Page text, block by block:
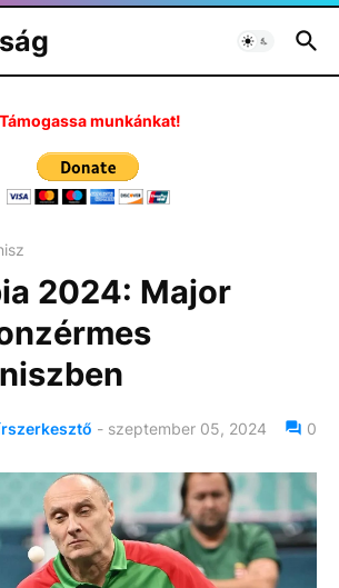
Támogassa munkánkat!
2024: Major
- szeptember 05, 2024 0